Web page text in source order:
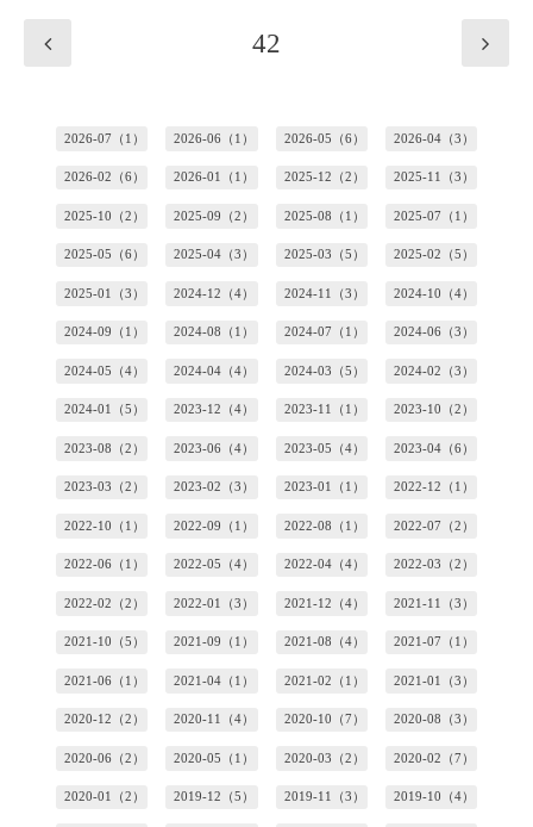
42
2026-07（1） 2026-06（1） 2026-05（6） 2026-04（3）
2026-02（6） 2026-01（1） 2025-12（2） 2025-11（3）
2025-10（2） 2025-09（2） 2025-08（1） 2025-07（1）
2025-05（6） 2025-04（3） 2025-03（5） 2025-02（5）
2025-01（3） 2024-12（4） 2024-11（3） 2024-10（4）
2024-09（1） 2024-08（1） 2024-07（1） 2024-06（3）
2024-05（4） 2024-04（4） 2024-03（5） 2024-02（3）
2024-01（5） 2023-12（4） 2023-11（1） 2023-10（2）
2023-08（2） 2023-06（4） 2023-05（4） 2023-04（6）
2023-03（2） 2023-02（3） 2023-01（1） 2022-12（1）
2022-10（1） 2022-09（1） 2022-08（1） 2022-07（2）
2022-06（1） 2022-05（4） 2022-04（4） 2022-03（2）
2022-02（2） 2022-01（3） 2021-12（4） 2021-11（3）
2021-10（5） 2021-09（1） 2021-08（4） 2021-07（1）
2021-06（1） 2021-04（1） 2021-02（1） 2021-01（3）
2020-12（2） 2020-11（4） 2020-10（7） 2020-08（3）
2020-06（2） 2020-05（1） 2020-03（2） 2020-02（7）
2020-01（2） 2019-12（5） 2019-11（3） 2019-10（4）